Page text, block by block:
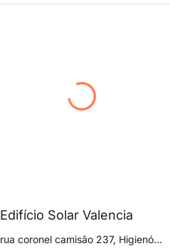
Edifício Solar Valencia
rua coronel camisão 237, Higienópolis